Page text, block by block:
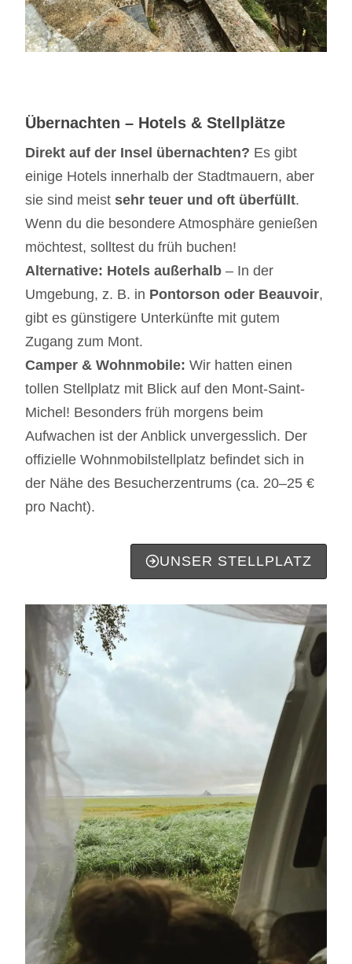
Übernachten – Hotels & Stellplätze
Direkt auf der Insel übernachten? Es gibt
einige Hotels innerhalb der Stadtmauern, aber
sie sind meist sehr teuer und oft überfüllt.
Wenn du die besondere Atmosphäre genießen
möchtest, solltest du früh buchen!
Alternative: Hotels außerhalb – In der
Umgebung, z. B. in Pontorson oder Beauvoir,
gibt es günstigere Unterkünfte mit gutem
Zugang zum Mont.
Camper & Wohnmobile: Wir hatten einen
tollen Stellplatz mit Blick auf den Mont-Saint-
Michel! Besonders früh morgens beim
Aufwachen ist der Anblick unvergesslich. Der
offizielle Wohnmobilstellplatz befindet sich in
der Nähe des Besucherzentrums (ca. 20–25 €
pro Nacht).
UNSER STELLPLATZ